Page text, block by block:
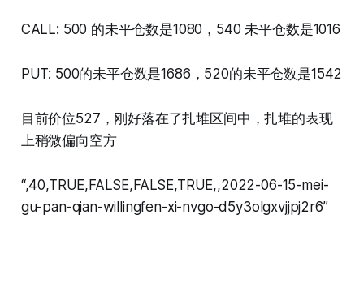
CALL: 500 的未平仓数是1080，540 未平仓数是1016
PUT: 500的未平仓数是1686，520的未平仓数是1542
目前价位527，刚好落在了扎堆区间中，扎堆的表现
上稍微偏向空方
“,40,TRUE,FALSE,FALSE,TRUE,,2022-06-15-mei-
gu-pan-qian-willingfen-xi-nvgo-d5y3olgxvjjpj2r6”